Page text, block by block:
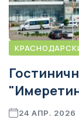
24 АПР. 2026